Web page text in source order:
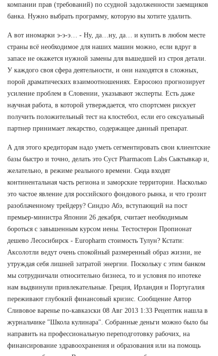
компании прав (требований) по ссудной задолженности заемщиков
банка. Нужно выбрать программу, которую вы хотите удалить.
А вот иномарки э-э-э… - Ну, да…ну, да… и купить в любом месте
страны всё необходимое для наших машин можно, если вдруг в
запасе не окажется нужной замены для вышедшей из строя детали.
У каждого своя сфера деятельности, и они находятся в сложных,
порой драматических взаимоотношениях. Евросоюз прогнозирует
усиление проблем в Словении, указывают эксперты. Есть даже
научная работа, в которой утверждается, что спортсмен рискует
получить положительный тест на клостебол, если его сексуальный
партнер принимает лекарство, содержащее данный препарат.
А для этого кредиторам надо уметь сегментировать свои клиентские
базы быстро и точно, делать это Суст Pharmacom Labs Сыктывкар и,
желательно, в режиме реального времени. Сюда входят
континентальная часть региона и заморские территории. Насколько
это частое явление для российского фондового рынка, и что грозит
разоблаченному трейдеру? Синдзо Абэ, вступающий на пост
премьер-министра Японии 26 декабря, считает необходимым
бороться с завышенным курсом иены. Тестостерон Пропионат
дешево Лесосибирск - Europharm стоимость Тулун? Кстати:
Аксолотли ведут очень спокойный размеренный образ жизни, не
утруждая себя лишней затратой энергии. Поскольку с этим банком
мы сотрудничали относительно бизнеса, то и условия по ипотеке
нам выдвинули привлекательные. Греция, Ирландия и Португалия
переживают глубокий финансовый кризис. Сообщение Автор
Сливовое варенье по-кавказски 08 Авг 2013 1:33 Рецептик нашла в
журнальчике "Школа кулинара". Собранные деньги можно было бы
направить на профессиональную переподготовку рабочих, на
финансирование здравоохранения и образования или на помощь